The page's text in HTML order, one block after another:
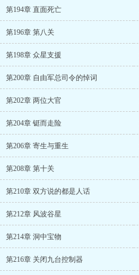
第194章 直面死亡
第196章 第八关
第198章 众星支援
第200章 自由军总司令的悼词
第202章 两位大官
第204章 铤而走险
第206章 寄生与重生
第208章 第十关
第210章 双方说的都是人话
第212章 风波谷星
第214章 洞中宝物
第216章 关闭九台控制器